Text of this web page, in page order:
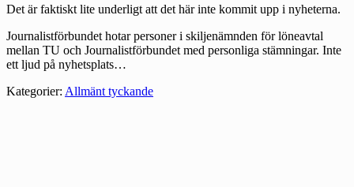
Det är faktiskt lite underligt attdet härinte kommit upp i nyheterna.
Journalistförbundet hotar personer i skiljenämnden för löneavtal
mellan TU och Journalistförbundet med personliga stämningar. Inte
ett ljud på nyhetsplats…
Kategorier: Allmänt tyckande